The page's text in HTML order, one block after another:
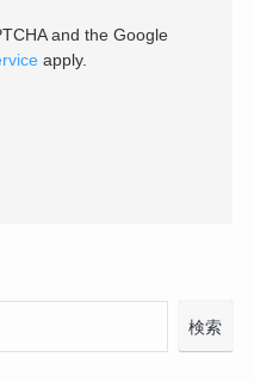
and the Google
apply.
検索